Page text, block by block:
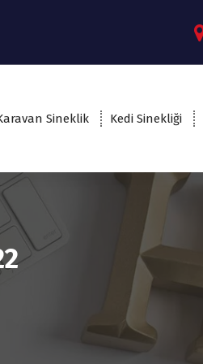
Sineklik Kedi Sinekliği